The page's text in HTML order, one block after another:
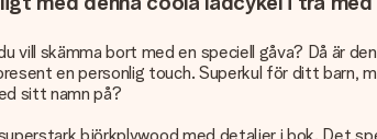
vill skämma bort med en speciell gåva? Då är
en personlig touch. Superkul för ditt
sitt namn på?